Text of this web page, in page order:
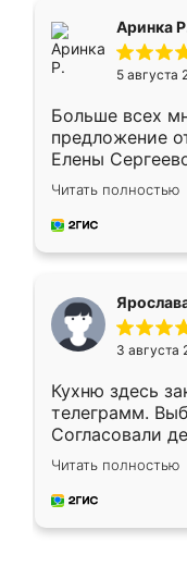
Аринка
5 августа
Больше всех
предложение
Елены
короткие
для замера
предложил по
Читать полностью
3 августа
Кухню здесь
телеграмм.
Согласовали
недели кухня
довольны
мебель за
Читать полностью